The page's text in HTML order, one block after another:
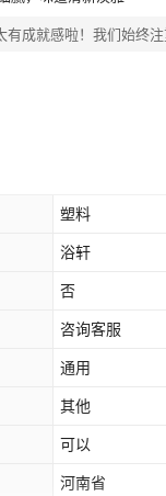
有成就感啦！我们始终
塑料
浴轩
否
咨询客服
通用
其他
可以
河南省